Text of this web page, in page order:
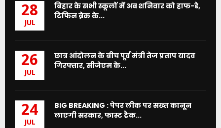
28
JUL
बिहार के सभी स्कूलों में अब शनिवार को हाफ-डे,
टिफिन ब्रेक के...
26
JUL
छात्र आंदोलन के बीच पूर्व मंत्री तेज प्रताप यादव
गिरफ्तार, सीजेएम के...
24
JUL
BIG BREAKING : पेपर लीक पर सख्त कानून
लाएगी सरकार, फास्ट ट्रैक...